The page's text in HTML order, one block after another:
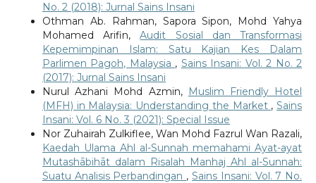
No. 2 (2018): Jurnal Sains Insani
Othman Ab. Rahman, Sapora Sipon, Mohd Yahya
Mohamed Arifin,Audit Sosial dan Transformasi
Kepemimpinan Islam: Satu Kajian Kes Dalam
Parlimen Pagoh, Malaysia , Sains Insani: Vol. 2 No. 2
(2017): Jurnal Sains Insani
Nurul Azhani Mohd Azmin, Muslim Friendly Hotel
(MFH) in Malaysia: Understanding the Market ,Sains
Insani: Vol. 6 No. 3 (2021): Special Issue
Nor Zuhairah Zulkiflee, Wan Mohd Fazrul Wan Razali,
Kaedah Ulama Ahl al-Sunnah memahami Ayat-ayat
Mutashābihāt dalam Risalah Manhaj Ahl al-Sunnah:
Suatu Analisis Perbandingan ,Sains Insani: Vol. 7 No.